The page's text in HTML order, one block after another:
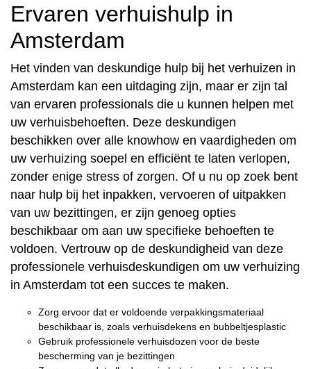
Ervaren verhuishulp in
Amsterdam
Het vinden van deskundige hulp bij het verhuizen in
Amsterdam kan een uitdaging zijn, maar er zijn tal
van ervaren professionals die u kunnen helpen met
uw verhuisbehoeften. Deze deskundigen
beschikken over alle knowhow en vaardigheden om
uw verhuizing soepel en efficiënt te laten verlopen,
zonder enige stress of zorgen. Of u nu op zoek bent
naar hulp bij het inpakken, vervoeren of uitpakken
van uw bezittingen, er zijn genoeg opties
beschikbaar om aan uw specifieke behoeften te
voldoen. Vertrouw op de deskundigheid van deze
professionele verhuisdeskundigen om uw verhuizing
in Amsterdam tot een succes te maken.
Zorg ervoor dat er voldoende verpakkingsmateriaal
beschikbaar is, zoals verhuisdekens en bubbeltjesplastic
Gebruik professionele verhuisdozen voor de beste
bescherming van je bezittingen